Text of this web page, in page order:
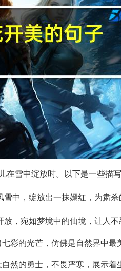
雪中绽放时。以下是一些描
中，绽放出一抹嫣红，为肃
放，宛如梦境中的仙境，让人
彩的光芒，仿佛是自然界中最
然的勇士，不畏严寒，展示着